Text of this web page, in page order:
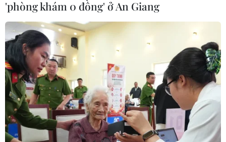
người mất tích do mưa lũ
07/08/2026 03:04
Hà Nội cảnh báo về việc sử dụng tế
bào gốc trong khám chữa bệnh, làm
đẹp
07/08/2026 03:03
'phòng khám 0 đồng' ở An Giang